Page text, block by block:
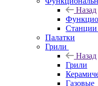
Назад
Станции
Палатки
Грили
Назад
Грили
Газовые